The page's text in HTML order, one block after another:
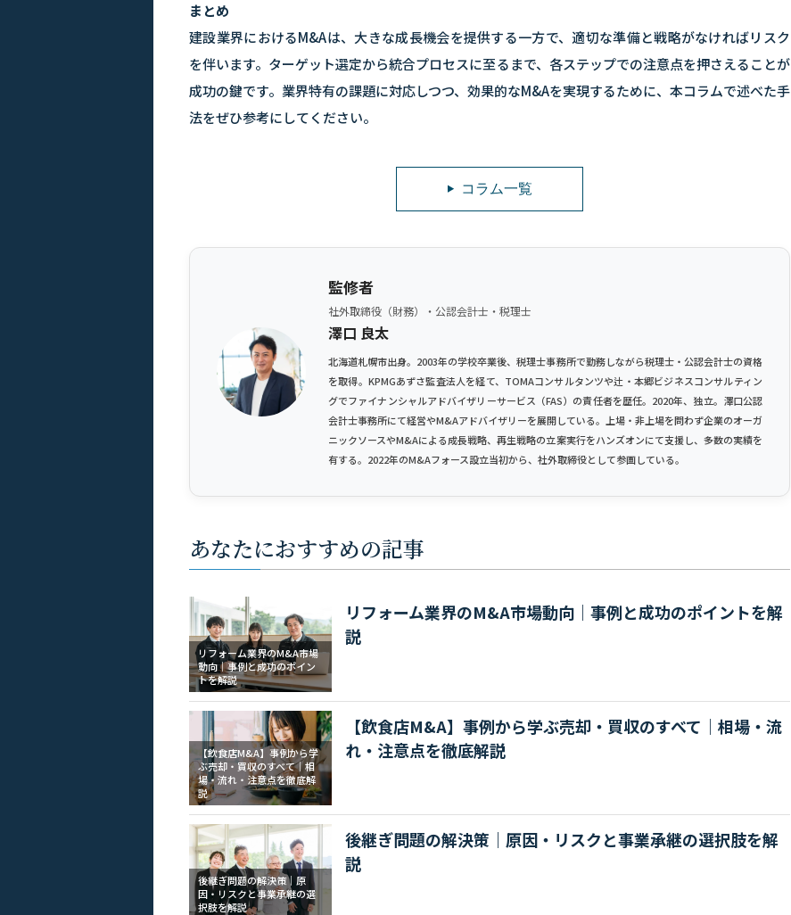
まとめ
建設業界におけるM&Aは、大きな成長機会を提供する一方で、適切な準備と戦略がなければリスク
を伴います。ターゲット選定から統合プロセスに至るまで、各ステップでの注意点を押さえることが
成功の鍵です。業界特有の課題に対応しつつ、効果的なM&Aを実現するために、本コラムで述べた手
法をぜひ参考にしてください。
コラム一覧
監修者
社外取締役（財務）・公認会計士・税理士
澤口 良太
北海道札幌市出身。2003年の学校卒業後、税理士事務所で勤務しながら税理士・公認会計士の資格
を取得。KPMGあずさ監査法人を経て、TOMAコンサルタンツや辻・本郷ビジネスコンサルティン
グでファイナンシャルアドバイザリーサービス（FAS）の責任者を歴任。2020年、独立。澤口公認
会計士事務所にて経営やM&Aアドバイザリーを展開している。上場・非上場を問わず企業のオーガ
ニックソースやM&Aによる成長戦略、再生戦略の立案実行をハンズオンにて支援し、多数の実績を
有する。2022年のM&Aフォース設立当初から、社外取締役として参画している。
あなたにおすすめの記事
リフォーム業界のM&A市場
動向｜事例と成功のポイン
トを解説
リフォーム業界のM&A市場動向｜事例と成功のポイントを解
説
【飲食店M&A】事例から学
ぶ売却・買収のすべて｜相
場・流れ・注意点を徹底解
説
【飲食店M&A】事例から学ぶ売却・買収のすべて｜相場・流
れ・注意点を徹底解説
後継ぎ問題の解決策｜原
因・リスクと事業承継の選
択肢を解説
後継ぎ問題の解決策｜原因・リスクと事業承継の選択肢を解
説